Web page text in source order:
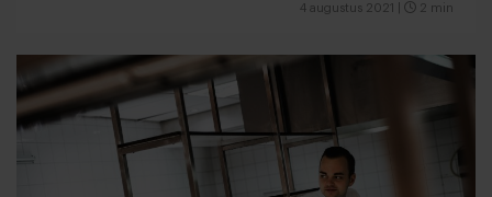
4 augustus 2021 2 min